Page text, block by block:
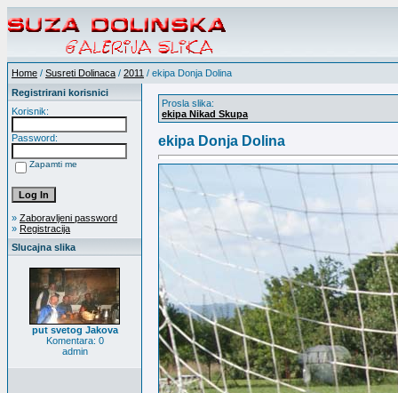
Home / Susreti Dolinaca / 2011 / ekipa Donja Dolina
Registrirani korisnici
Korisnik:
Password:
Zapamti me
» Zaboravljeni password
» Registracija
Slucajna slika
put svetog Jakova
Komentara: 0
admin
Prosla slika:
ekipa Nikad Skupa
ekipa Donja Dolina